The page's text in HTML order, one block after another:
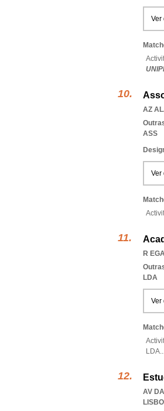
Ver
AZ
ASS
Ver
R
LDA
Ver
LDA
AV